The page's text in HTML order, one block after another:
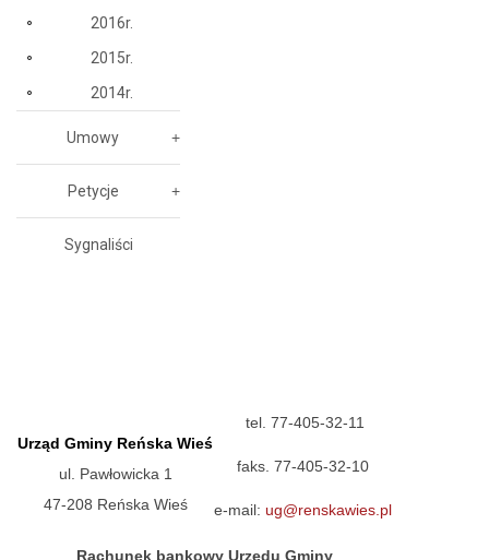
2016r.
2015r.
2014r.
Umowy
Petycje
Sygnaliści
Urząd Gminy Reńska Wieś
ul. Pawłowicka 1
47-208 Reńska Wieś
tel. 77-405-32-11
faks. 77-405-32-10
e-mail: ug@renskawies.pl
Rachunek bankowy Urzędu Gminy